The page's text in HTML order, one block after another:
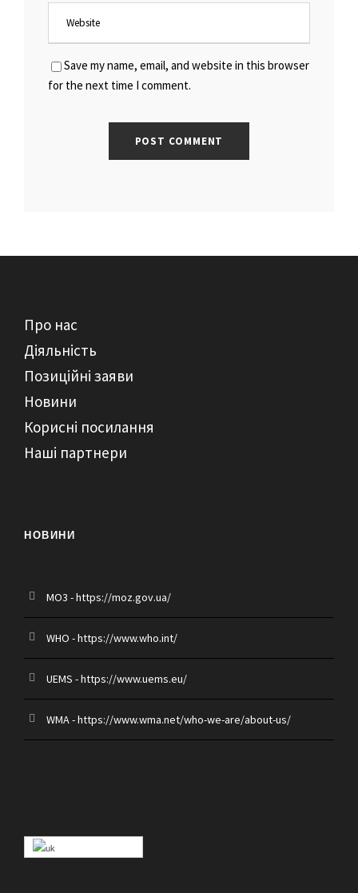
Save my name, email, and website in this browser
for the next time I comment.
Про нас
Діяльність
Позиційні заяви
Новини
Корисні посилання
Наші партнери
НОВИНИ
MO3 - https://moz.gov.ua/
WHO - https://www.who.int/
UEMS - https://www.uems.eu/
WMA - https://www.wma.net/who-we-are/about-us/